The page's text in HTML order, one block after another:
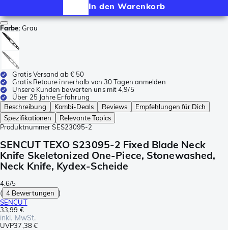
In den Warenkorb
Farbe:Grau
Gratis Versand ab € 50
Gratis Retoure innerhalb von 30 Tagen anmelden
Unsere Kunden bewerten uns mit 4,9/5
Über 25 Jahre Erfahrung
Beschreibung
Kombi-Deals Reviews
Empfehlungen für Dich
Spezifikationen
Relevante Topics
Produktnummer SES23095-2
SENCUT TEXO S23095-2 Fixed Blade Neck
Knife Skeletonized One-Piece, Stonewashed,
Neck Knife, Kydex-Scheide
4.6/5
( 4 Bewertungen )
SENCUT
33,99 €
inkl. MwSt.
UVP37,38 €